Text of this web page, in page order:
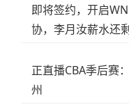
即将签约，开启
协，李月汝薪水还
正直播CBA季后赛
州